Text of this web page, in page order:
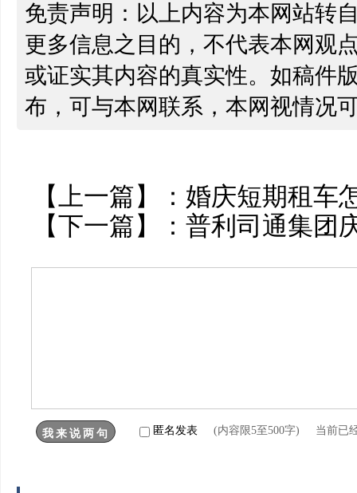
免责声明：以上内容为本网站转
更多信息之目的，不代表本网观
或证实其内容的真实性。如稿件
布，可与本网联系，本网视情况
【上一篇】： 婚庆短期租车
【下一篇】： 普利司通集团
匿名发表 (内容限5至500字) 当前已